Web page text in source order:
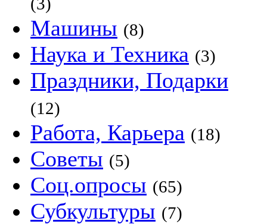
Машины (8)
Наука и Техника (3)
Праздники, Подарки
(12)
Работа, Карьера (18)
Советы (5)
Соц.опросы (65)
Субкультуры (7)